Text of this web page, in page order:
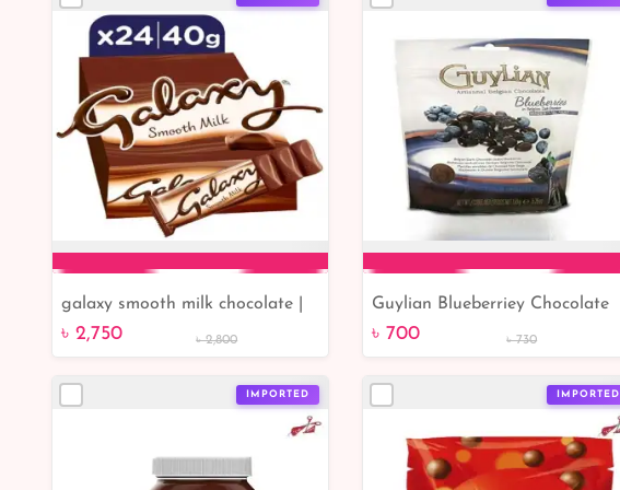
Add to Cart
galaxy smooth milk chocolate |
unboxing Galaxy smooth milk
৳ 2,750 ৳ 2,800
Add to Cart
Guylian Blueberriey Chocolate
150gm
৳ 700 ৳ 730
IMPORTED IMPORTED